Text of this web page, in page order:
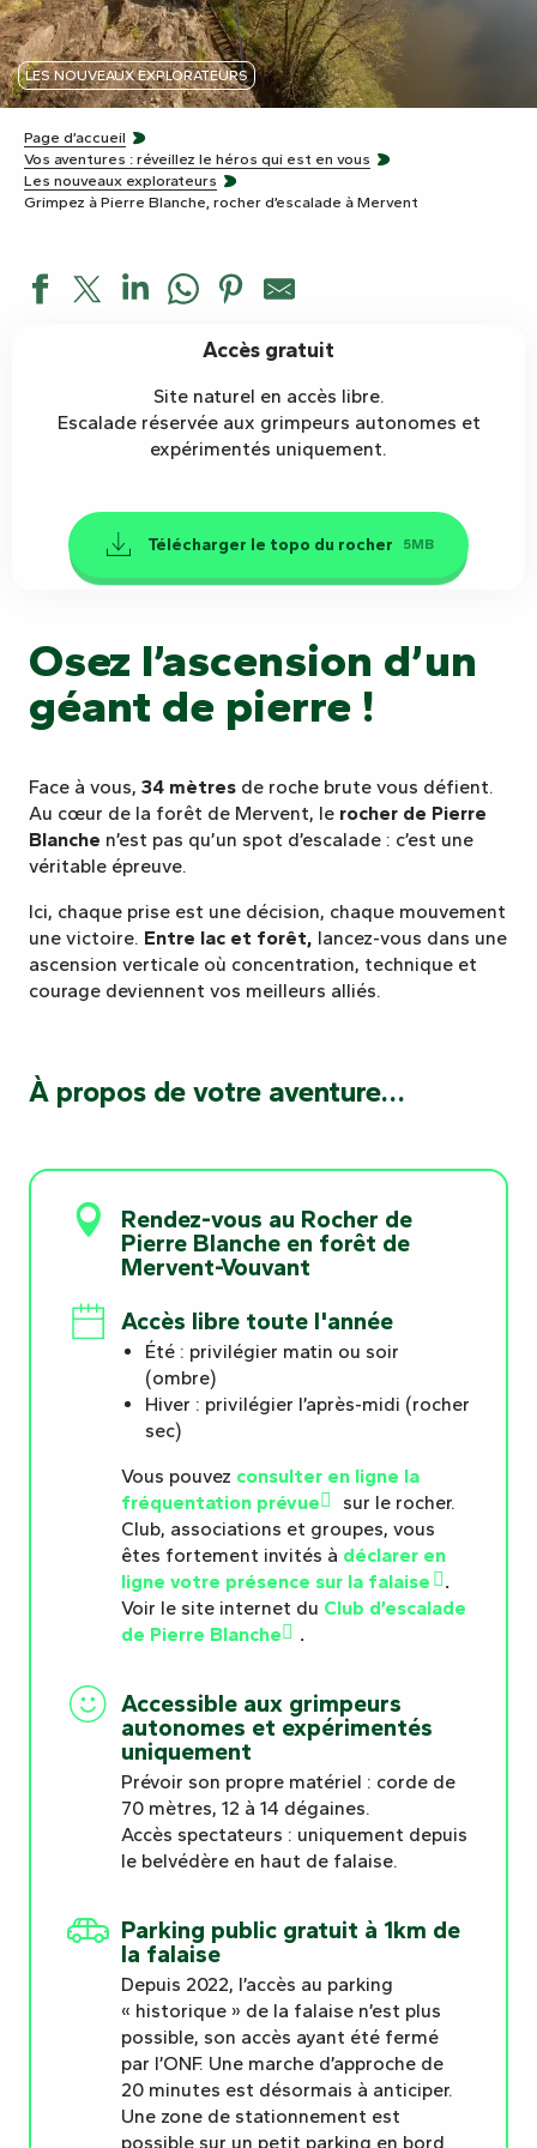
LES NOUVEAUX EXPLORATEURS
Page d’accueil
Vos aventures : réveillez le héros qui est en vous
Les nouveaux explorateurs
Grimpez à Pierre Blanche, rocher d’escalade à Mervent
Accès gratuit
Site naturel en accès libre.
Escalade réservée aux grimpeurs autonomes et
expérimentés uniquement.
Télécharger le topo du rocher 5MB
Osez l’ascension d’un
géant de pierre !
Face à vous, 34 mètres de roche brute vous défient.
Au cœur de la forêt de Mervent, le rocher de Pierre
Blanche n’est pas qu’un spot d’escalade : c’est une
véritable épreuve.
Ici, chaque prise est une décision, chaque mouvement
une victoire. Entre lac et forêt, lancez-vous dans une
ascension verticale où concentration, technique et
courage deviennent vos meilleurs alliés.
À propos de votre aventure…
Rendez-vous au Rocher de
Pierre Blanche en forêt de
Mervent-Vouvant
Accès libre toute l'année
Été : privilégier matin ou soir
(ombre)
Hiver : privilégier l’après-midi (rocher
sec)
Vous pouvez consulter en ligne la
fréquentation prévue
sur le rocher.
Club, associations et groupes, vous
êtes fortement invités à déclarer en
ligne votre présence sur la falaise
.
Voir le site internet du Club d’escalade
de Pierre Blanche
.
Accessible aux grimpeurs
autonomes et expérimentés
uniquement
Prévoir son propre matériel : corde de
70 mètres, 12 à 14 dégaines.
Accès spectateurs : uniquement depuis
le belvédère en haut de falaise.
Parking public gratuit à 1km de
la falaise
Depuis 2022, l’accès au parking
« historique » de la falaise n’est plus
possible, son accès ayant été fermé
par l’ONF. Une marche d’approche de
20 minutes est désormais à anticiper.
Une zone de stationnement est
possible sur un petit parking en bord